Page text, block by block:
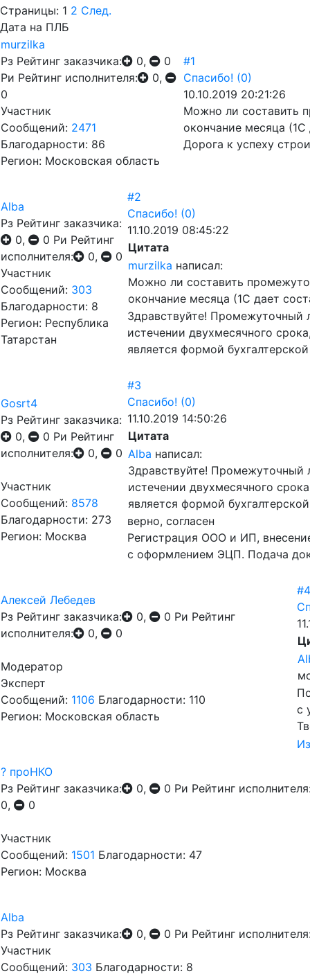
Страницы: 1 2 След.
Дата на ПЛБ
murzilka
Рз Рейтинг заказчика: 0,
0
Ри Рейтинг исполнителя:
0,
0
Участник
Сообщений: 2471
Благодарности: 86
Регион: Московская область
#1
Спасибо! (0)
10.10.2019 20:21:26
Можно ли составить
окончание месяца (1С
Дорога к успеху
Alba
Рз Рейтинг заказчика:
0,
0 Ри Рейтинг
исполнителя:
0,
0
Участник
Сообщений: 303
Благодарности: 8
Регион: Республика
Татарстан
#2
Спасибо! (0)
11.10.2019 08:45:22
Цитата
murzilka написал:
Можно ли составить
окончание месяца (1С дает
Здравствуйте! Промежуточный
истечении двухмесячного
является формой
Gosrt4
Рз Рейтинг заказчика:
0,
0 Ри Рейтинг
исполнителя:
0, 0
Участник
Сообщений: 8578
Благодарности: 273
Регион: Москва
#3
Спасибо! (0)
11.10.2019 14:50:26
Цитата
Alba написал:
Здравствуйте! Промежуточный
истечении двухмесячного
является формой
верно, согласен
Регистрация ООО и ИП,
с оформлением ЭЦП. Подача
Алексей Лебедев
Рз Рейтинг заказчика: 0, 0 Ри Рейтинг
исполнителя:
0, 0
Модератор
Эксперт
Сообщений: 1106 Благодарности: 110
Регион: Московская область
#4
с
? проНКО
Рз Рейтинг заказчика: 0, 0 Ри Рейтинг
0,
0
Участник
Сообщений: 1501 Благодарности: 47
Регион: Москва
Alba
Рз Рейтинг заказчика: 0, 0 Ри Рейтинг
Участник
Сообщений: 303 Благодарности: 8